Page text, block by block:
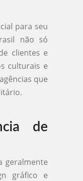
para seu
não só
clientes e
culturais e
que
de
geralmente
gráfico e